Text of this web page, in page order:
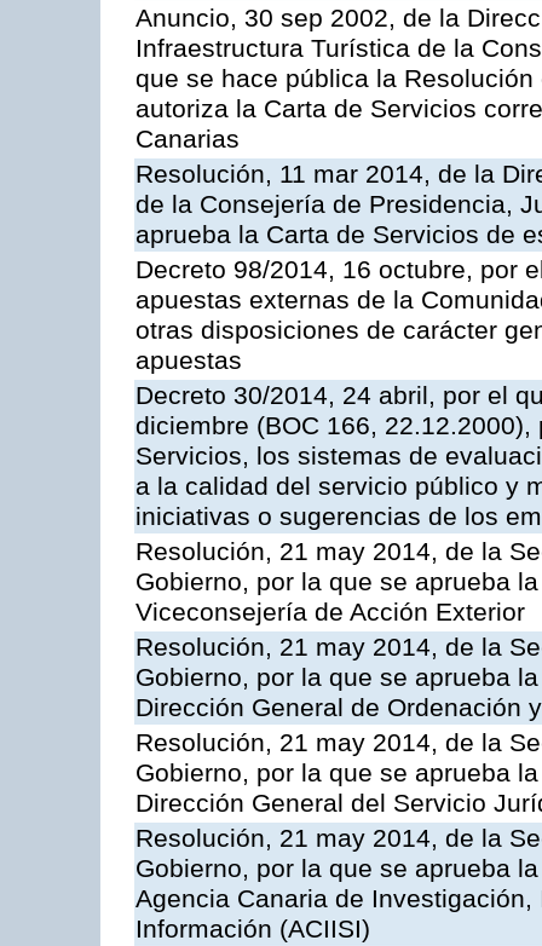
Anuncio, 30 sep 2002, de la
Infraestructura Turística de la
que se hace pública la
autoriza la Carta de Servicios
Canarias
Resolución, 11 mar 2014, de la
de la Consejería de Presidencia,
aprueba la Carta de Servicios de
Decreto 98/2014, 16 octubre, por
apuestas externas de la
otras disposiciones de carácter
apuestas
Decreto 30/2014, 24 abril, por el
diciembre (BOC 166,
Servicios, los sistemas de
a la calidad del servicio público y
iniciativas o sugerencias de los
Resolución, 21 may 2014, de la
Gobierno, por la que se aprueba
Viceconsejería de Acción Exterior
Resolución, 21 may 2014, de la
Gobierno, por la que se aprueba
Dirección General de Ordenación
Resolución, 21 may 2014, de la
Gobierno, por la que se aprueba
Dirección General del Servicio
Resolución, 21 may 2014, de la
Gobierno, por la que se aprueba
Agencia Canaria de
Información (ACIISI)